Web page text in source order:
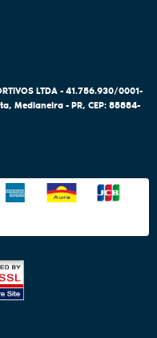
LTDA - 41.756.930/0001-
Medianeira-PR, CEP: 85884-